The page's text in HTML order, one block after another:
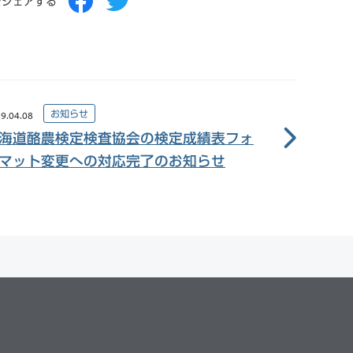
お知らせ
道酪農検定検査協会の検定成績表フォ
ット変更への対応完了のお知らせ